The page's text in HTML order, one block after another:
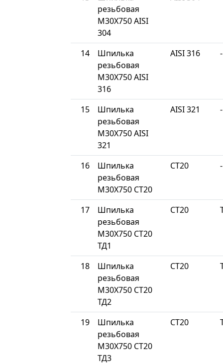
резьбовая
М30Х750 AISI
304
14
Шпилька
резьбовая
М30Х750 AISI
316
AISI 316 -
15
Шпилька
резьбовая
М30Х750 AISI
321
AISI 321 -
16
Шпилька
резьбовая
М30Х750 СТ20
СТ20 -
17
Шпилька
резьбовая
М30Х750 СТ20
ТД1
СТ20
18
Шпилька
резьбовая
М30Х750 СТ20
ТД2
СТ20
19
Шпилька
резьбовая
М30Х750 СТ20
ТД3
СТ20